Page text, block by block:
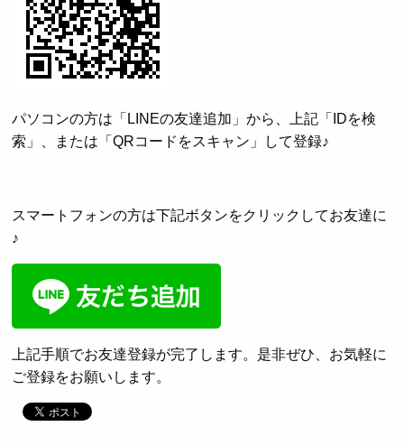
パソコンの方は「LINEの友達追加」から、上記「IDを検
索」、または「QRコードをスキャン」して登録♪
スマートフォンの方は下記ボタンをクリックしてお友達に
♪
上記手順でお友達登録が完了します。是非ぜひ、お気軽に
ご登録をお願いします。